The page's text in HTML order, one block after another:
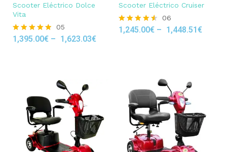
Scooter Eléctrico Dolce
Vita
Rated
05
1,395.00€ – 1,623.03€
Scooter Eléctrico Cruiser
Rated
06
1,245.00€ – 1,448.51€